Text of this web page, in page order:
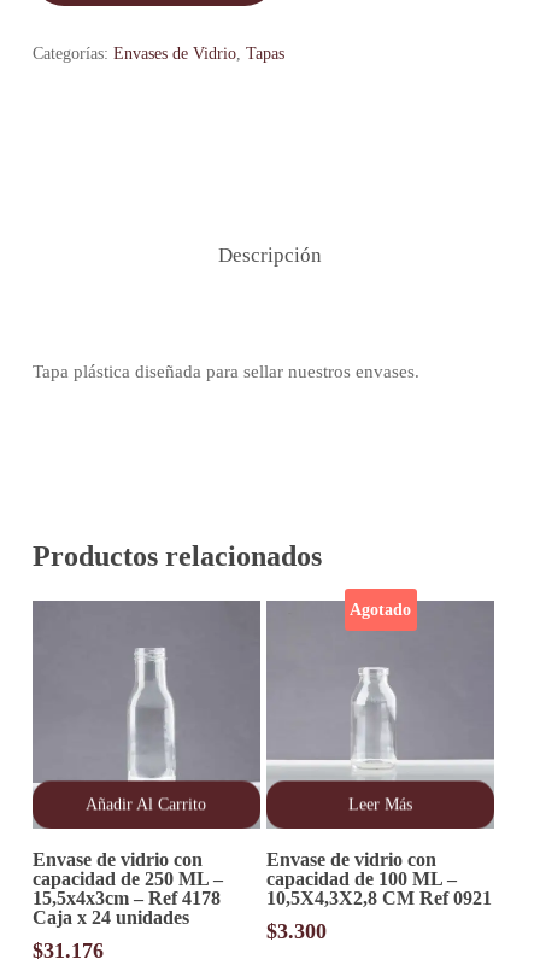
Categorías: Envases de Vidrio, Tapas
Descripción
Tapa plástica diseñada para sellar nuestros envases.
Productos relacionados
Añadir Al Carrito
Envase de vidrio con
capacidad de 250 ML –
15,5x4x3cm – Ref 4178
Caja x 24 unidades
$31.176
Leer Más
Agotado
Envase de vidrio con
capacidad de 100 ML –
10,5X4,3X2,8 CM Ref 0921
$3.300